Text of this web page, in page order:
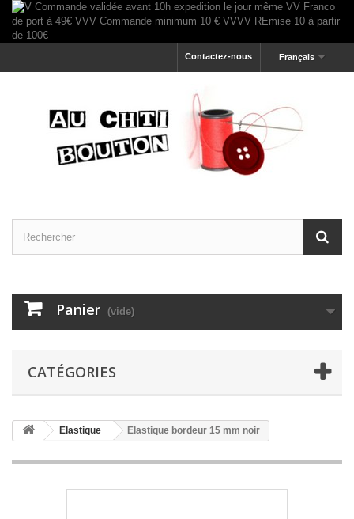
Français
Contactez-nous
Panier (vide)
CATÉGORIES
Elastique Elastique bordeur 15 mm noir